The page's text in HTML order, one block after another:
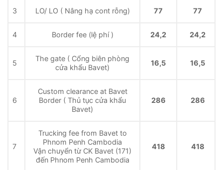
3 LO/ LO ( Nâng hạ cont rỗng) 77 77
4 Border fee (lệ phí ) 24,2 24,2
5
The gate ( Cổng biên phòng
cửa khẩu Bavet)
16,5 16,5
6
Custom clearance at Bavet
Border ( Thủ tục cửa khẩu
Bavet)
286 286
7
Trucking fee from Bavet to
Phnom Penh Cambodia
Vận chuyển từ CK Bavet (171)
đến Phnom Penh Cambodia
418 418